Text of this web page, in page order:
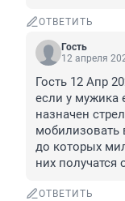
ОТВЕТИТЬ
Гость
12 апреля
Гость 12 Апр
если у мужика
назначен
мобилизовать
до которых
них
ОТВЕТИТЬ